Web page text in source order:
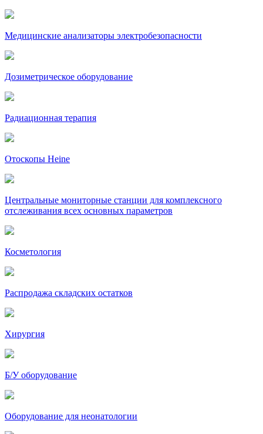
Медицинские анализаторы электробезопасности
Дозиметрическое оборудование
Радиационная терапия
Отоскопы Heine
Центральные мониторные станции для комплексного
отслеживания всех основных параметров
Косметология
Распродажа складских остатков
Хирургия
Б/У оборудование
Оборудование для неонатологии